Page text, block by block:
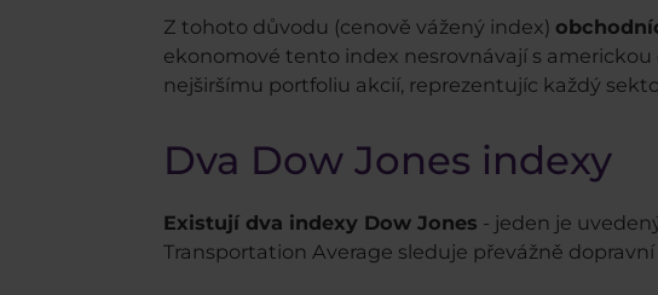
Z tohoto důvodu (cenově vážený index)
ekonomové tento index nesrovnávají s
nejširšímu portfoliu akcií, reprezentujíc každý
Dva Dow Jones indexy
Existují dva indexy Dow Jones - jeden je
Transportation Average sleduje převážně